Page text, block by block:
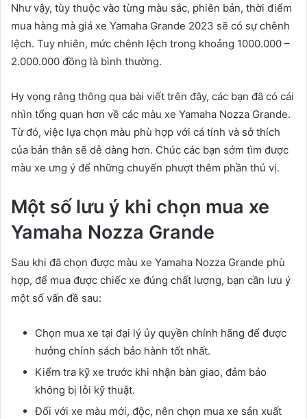
Như vậy, tùy thuộc vào từng màu sắc, phiên bản, thời điểm
mua hàng mà giá xe Yamaha Grande 2023 sẽ có sự chênh
lệch. Tuy nhiên, mức chênh lệch trong khoảng 1000.000 –
2.000.000 đồng là bình thường.
Hy vọng rằng thông qua bài viết trên đây, các bạn đã có cái
nhìn tổng quan hơn về các màu xe Yamaha Nozza Grande.
Từ đó, việc lựa chọn màu phù hợp với cá tính và sở thích
của bản thân sẽ dễ dàng hơn. Chúc các bạn sớm tìm được
màu xe ưng ý để những chuyến phượt thêm phần thú vị.
Một số lưu ý khi chọn mua xe
Yamaha Nozza Grande
Sau khi đã chọn được màu xe Yamaha Nozza Grande phù
hợp, để mua được chiếc xe đúng chất lượng, bạn cần lưu ý
một số vấn đề sau:
Chọn mua xe tại đại lý ủy quyền chính hãng để được
hưởng chính sách bảo hành tốt nhất.
Kiểm tra kỹ xe trước khi nhận bàn giao, đảm bảo
không bị lỗi kỹ thuật.
Đối với xe màu mới, độc, nên chọn mua xe sản xuất